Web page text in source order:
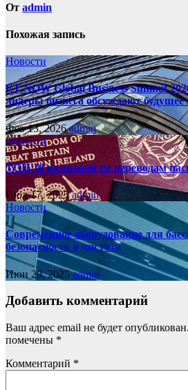
От admin
Похожая запись
Новости
ET NOW Global Business Summit
лидеры бизнеса обсуждают
Фев 13, 2026admin
Новости
ТОП-10 компаний по переводам
Июл 17, 2025admin
Новости
Современное оборудование для
безопасность и чистота
Июн 29, 2025admin
Добавить комментарий
Ваш адрес email не будет опубликован.
помечены *
Комментарий *